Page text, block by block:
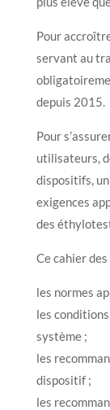
Pour
servant au
depuis 2015.
Pour
utilisateurs,
dispositifs,
exigences
des
Ce cahier
les normes
les
système ;
les
dispositif ;
les